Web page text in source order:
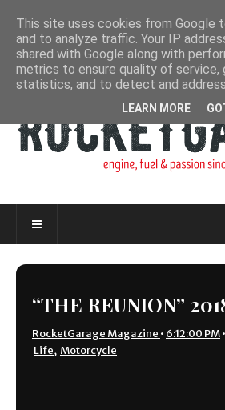
“THE REUNION”
RocketGarage Magazine • 6:12:00 PM•
Life, Motorcycle
This site uses cookies from Google
and to analyze traffic. Your IP
shared with Google along with
metrics to ensure quality of service,
statistics, and to detect and
LEARN MORE